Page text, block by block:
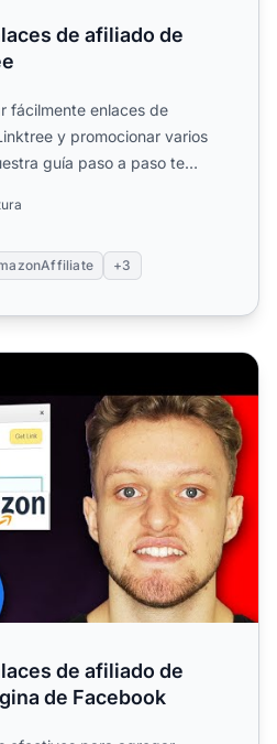
de afiliado de
fácilmente enlaces de
y promocionar varios
guía paso a paso te
+3
afiliado de Amazon a una
de afiliado de
de Facebook